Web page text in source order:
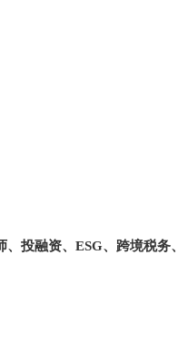
投融资、ESG、跨境税务、